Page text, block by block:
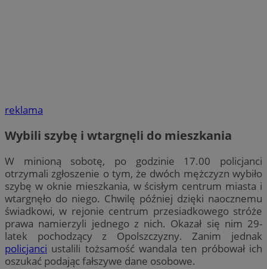
reklama
Wybili szybę i wtargnęli do mieszkania
W minioną sobotę, po godzinie 17.00 policjanci
otrzymali zgłoszenie o tym, że dwóch mężczyzn wybiło
szybę w oknie mieszkania, w ścisłym centrum miasta i
wtargnęło do niego. Chwilę później dzięki naocznemu
świadkowi, w rejonie centrum przesiadkowego stróże
prawa namierzyli jednego z nich. Okazał się nim 29-
latek pochodzący z Opolszczyzny. Zanim jednak
policjanci ustalili tożsamość wandala ten próbował ich
oszukać podając fałszywe dane osobowe.